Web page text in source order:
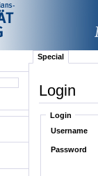
Special
Login
Login
Username
Password